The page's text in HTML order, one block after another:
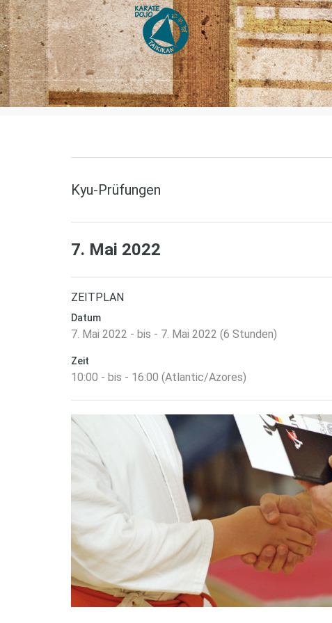
Zum
Inhalt
springen
Kyu-Prüfungen
7. Mai 2022
ZEITPLAN
Datum
7. Mai 2022 - bis - 7. Mai 2022 (6 Stunden)
Zeit
10:00 - bis - 16:00 (Atlantic/Azores)